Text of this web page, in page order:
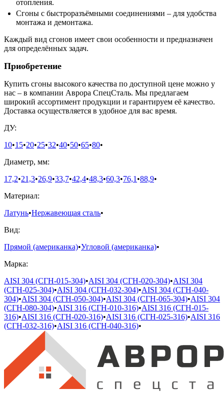
отопления.
Сгоны с быстроразъёмными соединениями – для удобства
монтажа и демонтажа.
Каждый вид сгонов имеет свои особенности и предназначен
для определённых задач.
Приобретение
Купить сгоны высокого качества по доступной цене можно у
нас – в компании Аврора СпецСталь. Мы предлагаем
широкий ассортимент продукции и гарантируем её качество.
Доставка осуществляется в удобное для вас время.
ДУ:
10•15•20•25•32•40•50•65•80•
Диаметр, мм:
17,2•21,3•26,9•33,7•42,4•48,3•60,3•76,1•88,9•
Материал:
Латунь•Нержавеющая сталь•
Вид:
Прямой (американка)•Угловой (американка)•
Марка:
AISI 304 (СГН-015-304)•AISI 304 (СГН-020-304)•AISI 304
(СГН-025-304)•AISI 304 (СГН-032-304)•AISI 304 (СГН-040-
304)•AISI 304 (СГН-050-304)•AISI 304 (СГН-065-304)•AISI 304
(СГН-080-304)•AISI 316 (СГН-010-316)•AISI 316 (СГН-015-
316)•AISI 316 (СГН-020-316)•AISI 316 (СГН-025-316)•AISI 316
(СГН-032-316)•AISI 316 (СГН-040-316)•